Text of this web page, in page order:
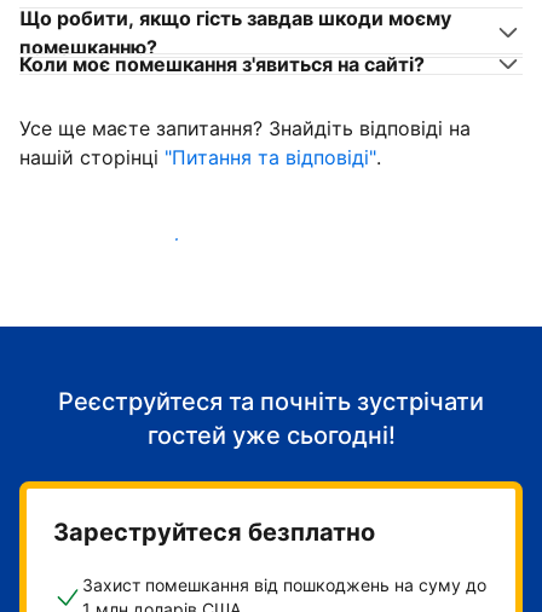
Що робити, якщо гість завдав шкоди моєму
помешканню?
Коли моє помешкання з'явиться на сайті?
Усе ще маєте запитання? Знайдіть відповіді на
нашій сторінці "Питання та відповіді".
Розпочніть приймати гостей
Реєструйтеся та почніть зустрічати
гостей уже сьогодні!
Зареструйтеся безплатно
Захист помешкання від пошкоджень на суму до